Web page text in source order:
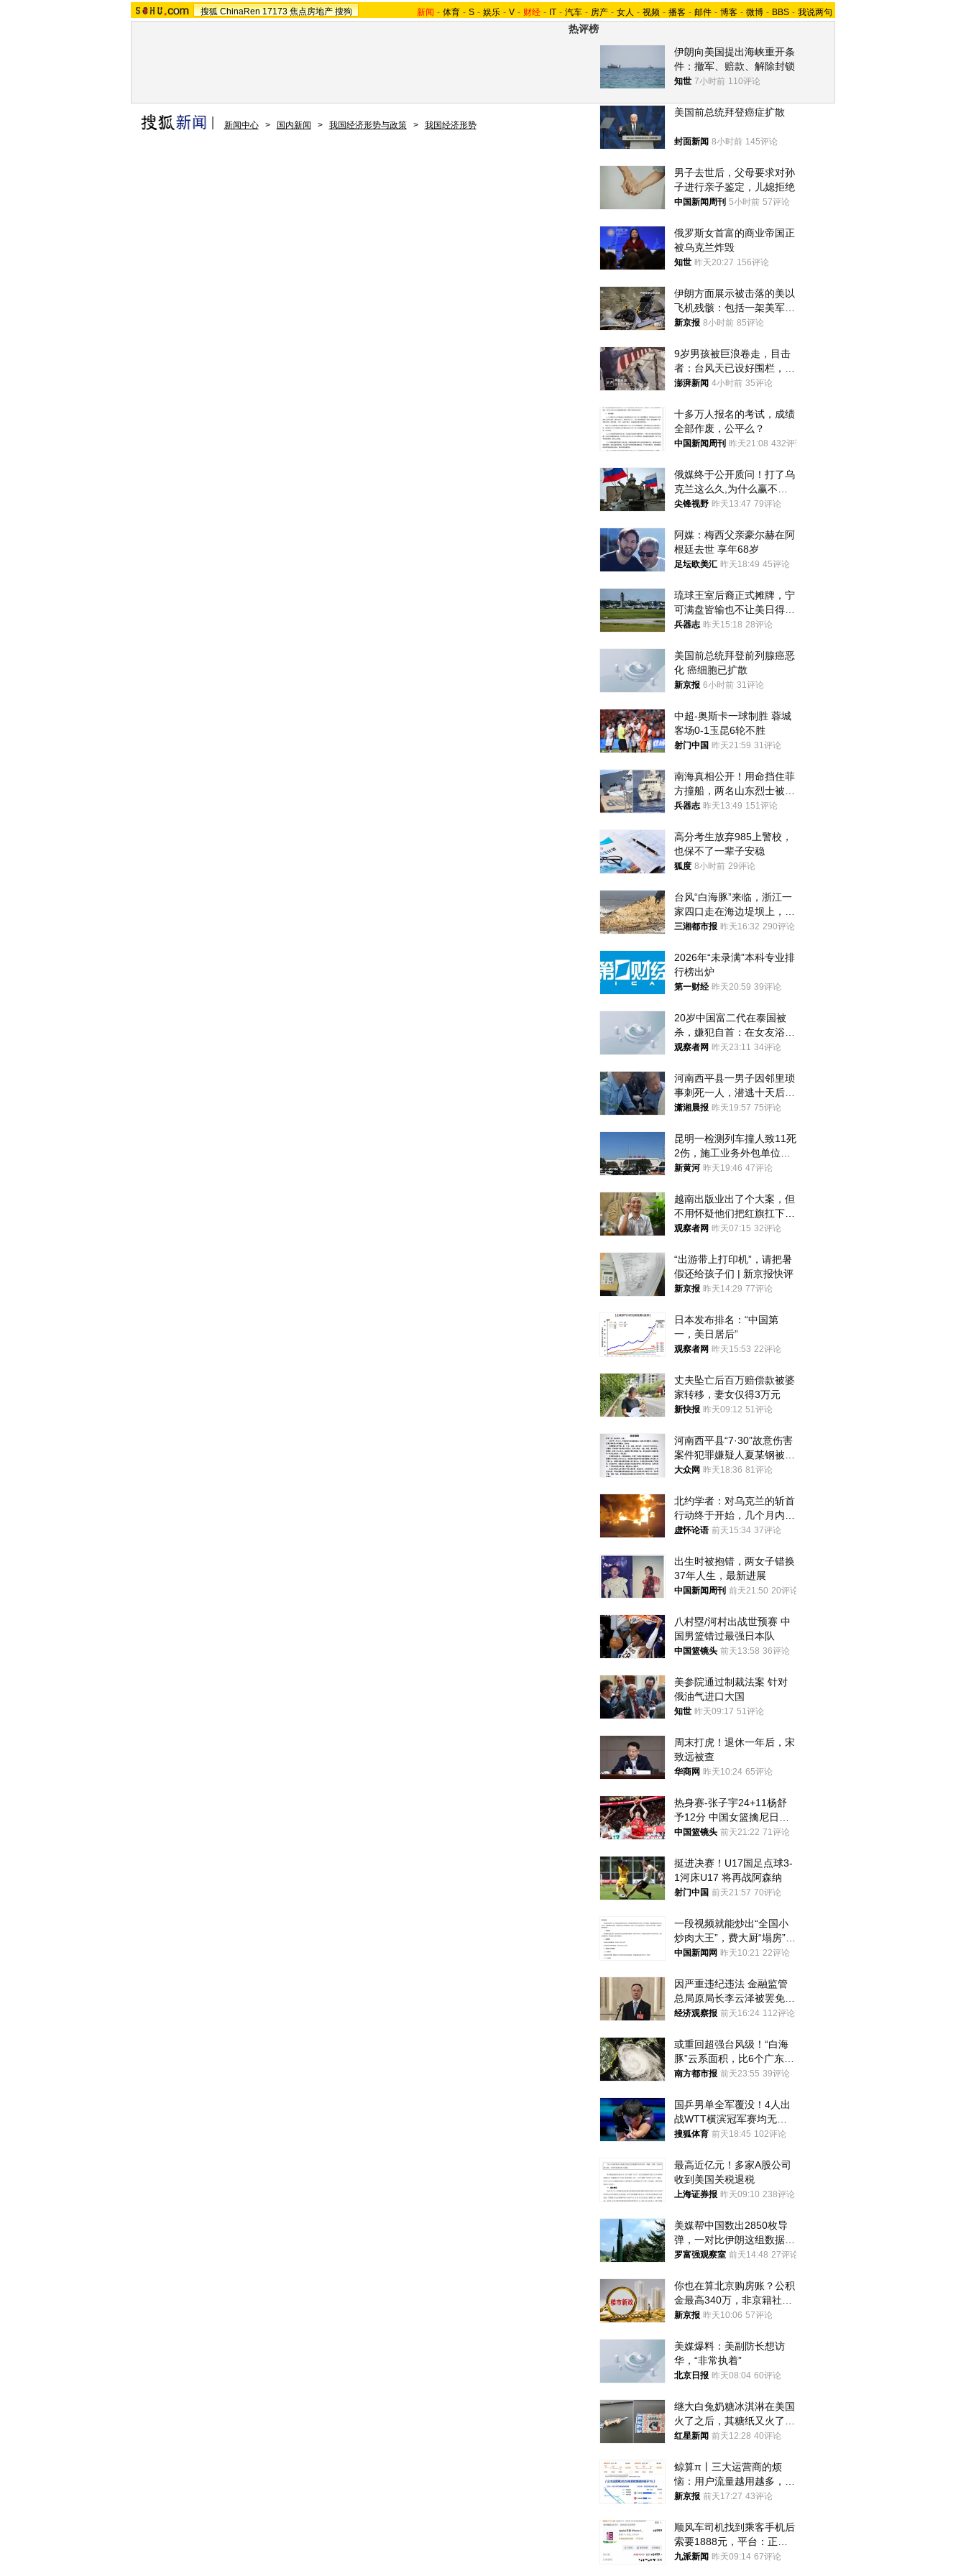
搜狐 ChinaRen 17173 焦点房地产 搜狗 新闻 - 体育 - S - 娱乐 - V - 财经 - IT - 汽车 - 房产 - 女人 - 视频 - 播客 - 邮件 - 博客 - 微博 - BBS - 我说两句
热评榜
伊朗向美国提出海峡重开条
件：撤军、赔款、解除封锁
知世 7小时前 110评论
美国前总统拜登癌症扩散
封面新闻 8小时前 145评论
男子去世后，父母要求对孙
子进行亲子鉴定，儿媳拒绝
中国新闻周刊 5小时前 57评论
俄罗斯女首富的商业帝国正
被乌克兰炸毁
知世 昨天20:27 156评论
伊朗方面展示被击落的美以
飞机残骸：包括一架美军F-
15战斗机残骸以及多架无人
新京报 8小时前 85评论
9岁男孩被巨浪卷走，目击
者：台风天已设好围栏，一
家四口翻入时保安曾喊话劝
澎湃新闻 4小时前 35评论
十多万人报名的考试，成绩
全部作废，公平么？
中国新闻周刊 昨天21:08 432评论
俄媒终于公开质问！打了乌
克兰这么久,为什么赢不了?
答案令人沉默
尖锋视野 昨天13:47 79评论
阿媒：梅西父亲豪尔赫在阿
根廷去世 享年68岁
足坛欧美汇 昨天18:49 45评论
琉球王室后裔正式摊牌，宁
可满盘皆输也不让美日得
逞，中国成关键
兵器志 昨天15:18 28评论
美国前总统拜登前列腺癌恶
化 癌细胞已扩散
新京报 6小时前 31评论
中超-奥斯卡一球制胜 蓉城
客场0-1玉昆6轮不胜
射门中国 昨天21:59 31评论
南海真相公开！用命挡住菲
方撞船，两名山东烈士被授
武警最高荣誉
兵器志 昨天13:49 151评论
高分考生放弃985上警校，
也保不了一辈子安稳
狐度 8小时前 29评论
台风“白海豚”来临，浙江一
家四口走在海边堤坝上，其
中9岁男孩被巨浪卷入海
三湘都市报 昨天16:32 290评论
2026年“未录满”本科专业排
行榜出炉
第一财经 昨天20:59 39评论
20岁中国富二代在泰国被
杀，嫌犯自首：在女友浴室
看到他
观察者网 昨天23:11 34评论
河南西平县一男子因邻里琐
事刺死一人，潜逃十天后在
十多公里外一片玉米地里落
潇湘晨报 昨天19:57 75评论
昆明一检测列车撞人致11死
2伤，施工业务外包单位被
罚1.5万元，国铁昆明局被
新黄河 昨天19:46 47评论
越南出版业出了个大案，但
不用怀疑他们把红旗扛下去
的决心
观察者网 昨天07:15 32评论
“出游带上打印机”，请把暑
假还给孩子们 | 新京报快评
新京报 昨天14:29 77评论
日本发布排名：“中国第
一，美日居后”
观察者网 昨天15:53 22评论
丈夫坠亡后百万赔偿款被婆
家转移，妻女仅得3万元
新快报 昨天09:12 51评论
河南西平县“7·30”故意伤害
案件犯罪嫌疑人夏某钢被抓
获
大众网 昨天18:36 81评论
北约学者：对乌克兰的斩首
行动终于开始，几个月内乌
将投降
虚怀论语 前天15:34 37评论
出生时被抱错，两女子错换
37年人生，最新进展
中国新闻周刊 前天21:50 20评论
八村塁/河村出战世预赛 中
国男篮错过最强日本队
中国篮镜头 前天13:58 36评论
美参院通过制裁法案 针对
俄油气进口大国
知世 昨天09:17 51评论
周末打虎！退休一年后，宋
致远被查
华商网 昨天10:24 65评论
热身赛-张子宇24+11杨舒
予12分 中国女篮擒尼日利
亚
中国篮镜头 前天21:22 71评论
挺进决赛！U17国足点球3-
1河床U17 将再战阿森纳
射门中国 前天21:57 70评论
一段视频就能炒出“全国小
炒肉大王”，费大厨“塌房”了
吗？
中国新闻网 昨天10:21 22评论
因严重违纪违法 金融监管
总局原局长李云泽被罢免全
国人大代表
经济观察报 前天16:24 112评论
或重回超强台风级！“白海
豚”云系面积，比6个广东还
大！深圳官方：注意这件事
南方都市报 前天23:55 39评论
国乒男单全军覆没！4人出
战WTT横滨冠军赛均无缘
八强
搜狐体育 前天18:45 102评论
最高近亿元！多家A股公司
收到美国关税退税
上海证券报 昨天09:10 238评论
美媒帮中国数出2850枚导
弹，一对比伊朗这组数据，
发现出大事了
罗富强观察室 前天14:48 27评论
你也在算北京购房账？公积
金最高340万，非京籍社保
1年
新京报 昨天10:06 57评论
美媒爆料：美副防长想访
华，“非常执着”
北京日报 昨天08:04 60评论
继大白兔奶糖冰淇淋在美国
火了之后，其糖纸又火了！
海外博主盛赞：平面设计经
红星新闻 前天12:28 40评论
鲸算π丨三大运营商的烦
恼：用户流量越用越多，收
入却越来越少
新京报 前天17:27 43评论
顺风车司机找到乘客手机后
索要1888元，平台：正和
司机沟通协商
九派新闻 昨天09:14 67评论
新闻中心 > 国内新闻 > 我国经济形势与政策 > 我国经济形势